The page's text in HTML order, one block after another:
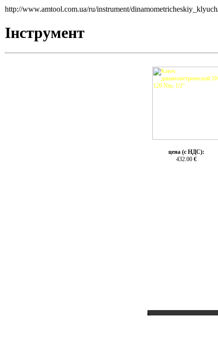
http://www.amtool.com.ua/ru/instrument/
Інструмент
цена (с НДС):
432.00 €